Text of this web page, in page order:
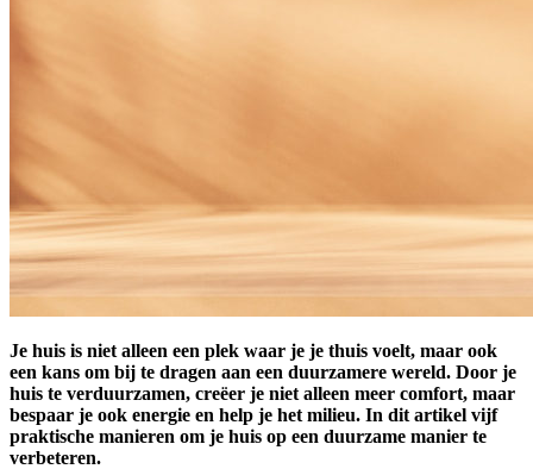
Je huis is niet alleen een plek waar je je thuis voelt, maar ook
een kans om bij te dragen aan een duurzamere wereld. Door je
huis te verduurzamen, creëer je niet alleen meer comfort, maar
bespaar je ook energie en help je het milieu. In dit artikel vijf
praktische manieren om je huis op een duurzame manier te
verbeteren.